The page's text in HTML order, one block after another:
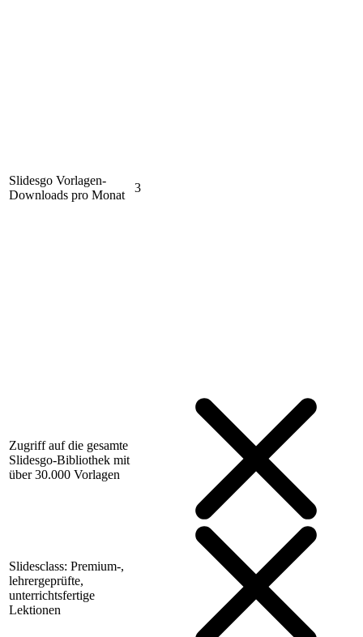
Slidesgo Vorlagen-
Downloads pro Monat
3
Zugriff auf die gesamte
Slidesgo-Bibliothek mit
über 30.000 Vorlagen
Slidesclass: Premium-,
lehrergeprüfte,
unterrichtsfertige
Lektionen